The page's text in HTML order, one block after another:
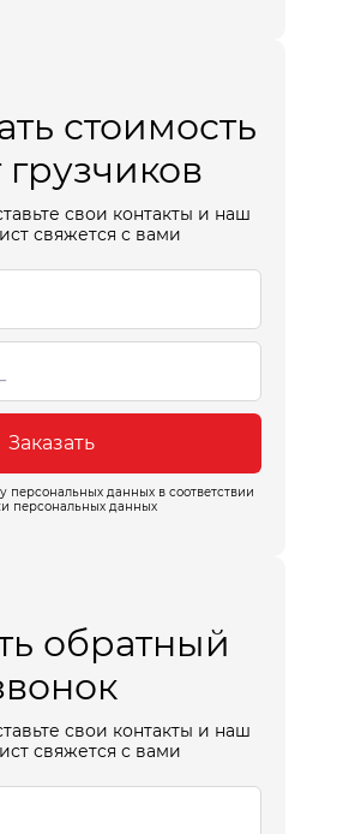
стоимость
грузчиков
свои контакты и наш
свяжется с вами
Заказать
персональных данных в соответствии
персональных данных
обратный
свои контакты и наш
свяжется с вами